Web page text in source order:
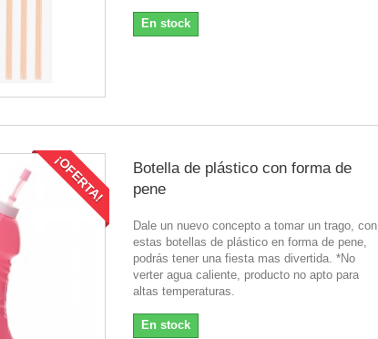
En stock
¡OFERTA!
Botella de plástico con forma de
pene
Dale un nuevo concepto a tomar un trago, con
estas botellas de plástico en forma de pene,
podrás tener una fiesta mas divertida. *No
verter agua caliente, producto no apto para
altas temperaturas.
En stock